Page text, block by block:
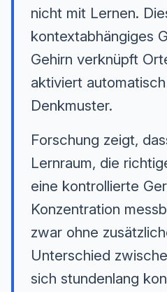
nicht mit Lernen.
kontextabhängiges
Gehirn verknüpft
aktiviert
Denkmuster.
Forschung zeigt,
Lernraum, die
eine kontrollierte
Konzentration
zwar ohne
Unterschied
sich stundenlang